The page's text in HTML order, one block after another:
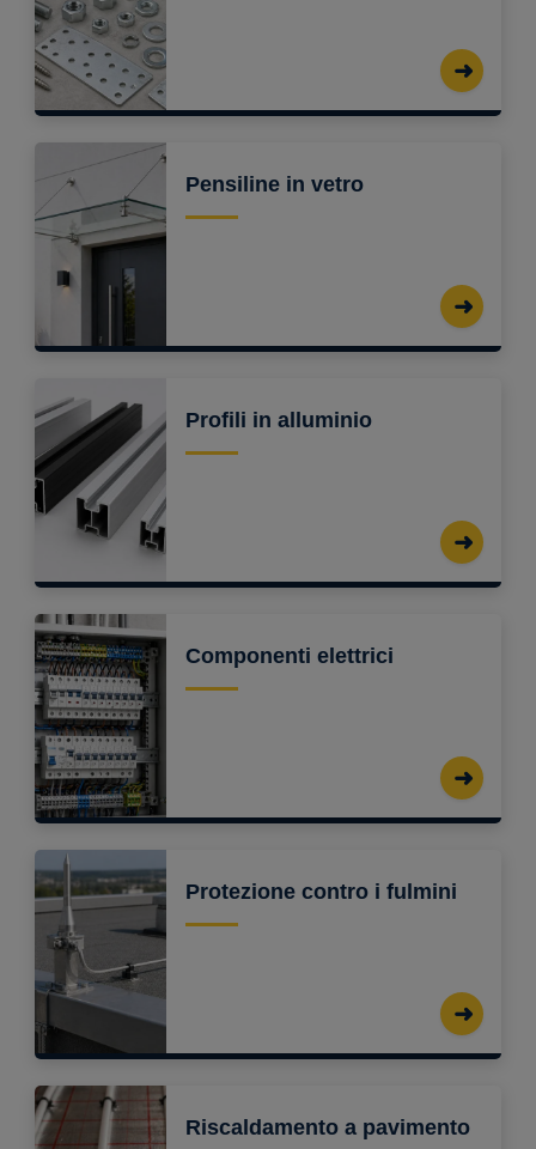
Pensiline in vetro
Profili in alluminio
Componenti elettrici
Protezione contro i fulmini
Riscaldamento a pavimento